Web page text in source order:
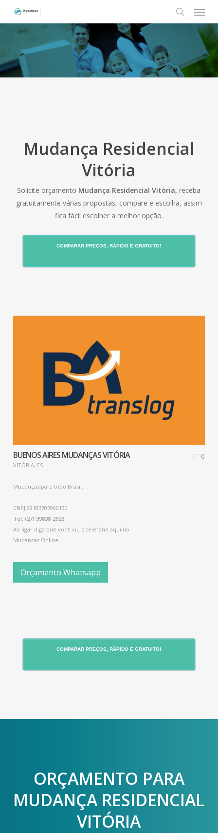
search
Menu
Mudança Residencial
Vitória
Solicite orçamento Mudança Residencial Vitória, receba
gratuitamente várias propostas, compare e escolha, assim
fica fácil escolher a melhor opção.
COMPARAR PREÇOS, RÁPIDO E GRATUITO!
BUENOS AIRES MUDANÇAS VITÓRIA
VITÓRIA, ES
Mudanças para todo Brasil.
CNPJ 29187707000130
Tel: (27) 99838-2923
Ao ligar diga que você viu o telefone aqui no
Mudancas Online
Orçamento Whatsapp
0
COMPARAR PREÇOS, RÁPIDO E GRATUITO!
ORÇAMENTO PARA
MUDANÇA RESIDENCIAL
VITÓRIA